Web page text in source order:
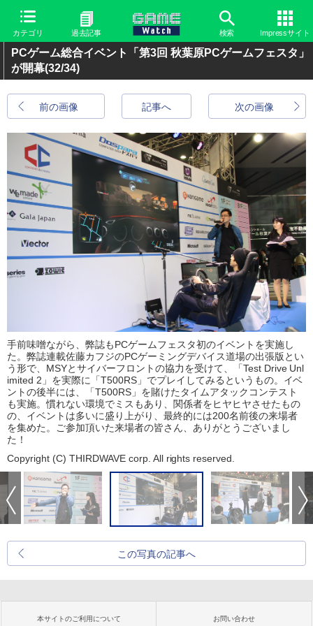
カテゴリ 過去記事 検索 Impressサイト
PCゲーム総合イベント「第3回 秋葉原PCゲームフェスタ」
が開幕(32/34)
前の画像 次の画像
記事へ
手前味噌ながら、弊誌もPCゲームフェスタ初のイベントを実施し
た。弊誌連載佐藤カフジのPCゲーミングデバイス道場の出張版とい
う形で、MSYとサイバーフロントの協力を受けて、「Test Drive Unl
imited 2」を実際に「T500RS」でプレイしてみるというもの。イベ
ントの後半には、「T500RS」を賭けたタイムアタックコンテスト
も実施。慣れない環境でミスもあり、関係者をヒヤヒヤさせたもの
の、イベントは多いに盛り上がり、最終的には200名前後の来場者
を集めた。ご参加頂いた来場者の皆さん、ありがとうございまし
た！
Copyright (C) THIRDWAVE corp. All rights reserved.
この写真の記事へ
本サイトのご利用について お問い合わせ